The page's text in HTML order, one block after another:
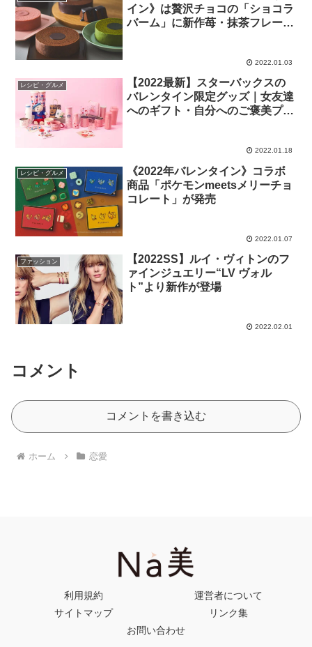
イン》は贅沢チョコの「ショコラ
バーム」に新作苺・抹茶フレーバ
2022.01.03
レシピ・グルメ
【2022最新】スターバックスの
バレンタイン限定グッズ｜女友達
へのギフト・自分へのご褒美プレ
2022.01.18
レシピ・グルメ
《2022年バレンタイン》コラボ
商品「ポケモンmeetsメリーチョ
コレート」が発売
2022.01.07
ファッション
【2022SS】ルイ・ヴィトンのフ
ァインジュエリー“LV ヴォル
ト”より新作が登場
2022.02.01
コメント
コメントを書き込む
ホーム 恋愛
利用規約
運営者について
サイトマップ
リンク集
お問い合わせ